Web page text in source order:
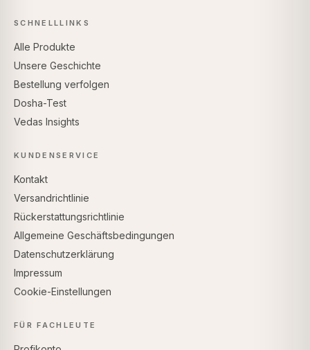
SCHNELLLINKS
Alle Produkte
Unsere Geschichte
Bestellung verfolgen
Dosha-Test
Vedas Insights
KUNDENSERVICE
Kontakt
Versandrichtlinie
Rückerstattungsrichtlinie
Allgemeine Geschäftsbedingungen
Datenschutzerklärung
Impressum
Cookie-Einstellungen
FÜR FACHLEUTE